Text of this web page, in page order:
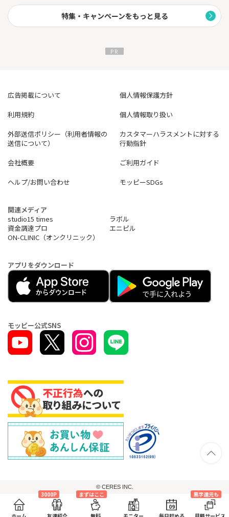
3000P まずはここ
09
黒字還元も
特集・キャンペーンをもっと見る
広告掲載について
個人情報保護方針
利用規約
個人情報取り扱い
外部送信ポリシー（利用者情報の
送信について）
カスタマーハラスメントに対する
行動指針
会社概要
ご利用ガイド
ヘルプ/お問い合わせ
モッピーSDGs
関連メディア
studio15 times
ラボル
資金調達プロ
エニピル
ON-CLINIC（オンクリニック）
アプリをダウンロード
モッピー公式SNS
© CERES INC.